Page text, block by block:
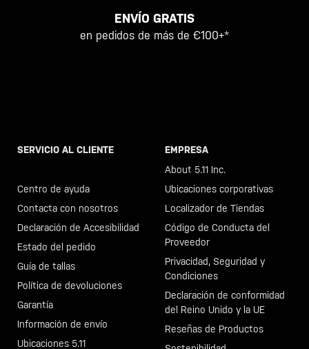
ENVÍO GRATIS
en pedidos de más de €100+*
SERVICIO AL CLIENTE
Centro de ayuda
Contacta con nosotros
Declaración de Accesibilidad
Estado del pedido
Guía de tallas
Política de devoluciones
Garantía
Información de envío
Ubicaciones 5.11
EMPRESA
About 5.11 Inc.
Ubicaciones corporativas
Localizador de Tiendas
Código de Conducta del
Proveedor
Privacidad, Seguridad y
Condiciones
Declaración de conformidad
del Reino Unido y la UE
Reseñas de Productos